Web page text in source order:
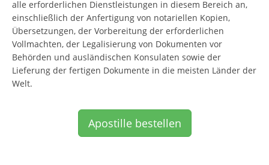
alle erforderlichen Dienstleistungen in diesem Bereich an,
einschließlich der Anfertigung von notariellen Kopien,
Übersetzungen, der Vorbereitung der erforderlichen
Vollmachten, der Legalisierung von Dokumenten vor
Behörden und ausländischen Konsulaten sowie der
Lieferung der fertigen Dokumente in die meisten Länder der
Welt.
Apostille bestellen